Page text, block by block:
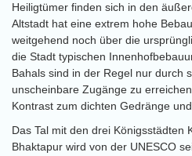
Heiligtümer finden sich in den
Altstadt hat eine extrem hohe
weitgehend noch über die
die Stadt typischen
Bahals sind in der Regel nur durch
unscheinbare Zugänge zu
Kontrast zum dichten Gedränge
Das Tal mit den drei Königsstädten
Bhaktapur wird von der UNESCO